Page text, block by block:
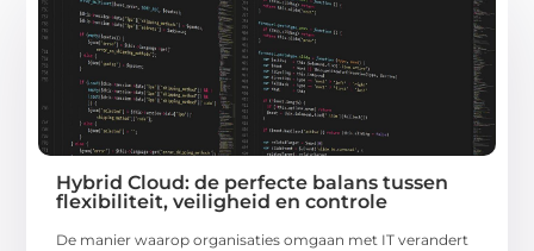
Hybrid Cloud: de perfecte balans tussen
flexibiliteit, veiligheid en controle
De manier waarop organisaties omgaan met IT verandert